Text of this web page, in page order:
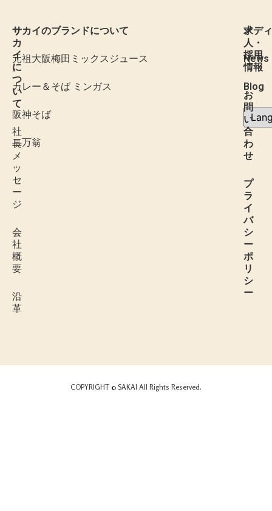
サ
カ
イ
に
つ
い
て
社
長
メ
ッ
セ
ー
ジ
会
社
概
要
沿
革
サカイのブランドについて
元祖大阪梅田ミックスジュース
カレー＆そば ミンガス
阪神そば
二万翁
求
人・
採用
情報
お
問
い
合
わ
せ
プ
ラ
イ
バ
シ
ー
ポ
リ
シ
ー
メデ
News
Blog
COPYRIGHT © SAKAI All Rights Reserved.